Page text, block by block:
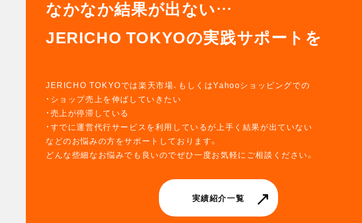
なかなか結果が出ない…
JERICHO TOKYOの実践サポートを
JERICHO TOKYOでは楽天市場、もしくはYahooショッピングでの
・ショップ売上を伸ばしていきたい
・売上が停滞している
・すでに運営代行サービスを利用しているが上手く結果が出ていない
などのお悩みの方をサポートしております。
どんな些細なお悩みでも良いのでぜひ一度お気軽にご相談ください。
実績紹介一覧